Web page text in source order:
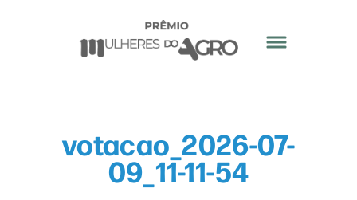
votacao_2026-07-
09_11-11-54